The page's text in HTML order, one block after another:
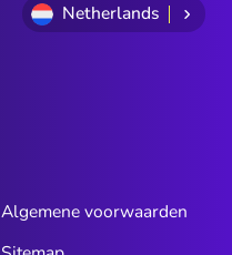
Netherlands
Algemene voorwaarden